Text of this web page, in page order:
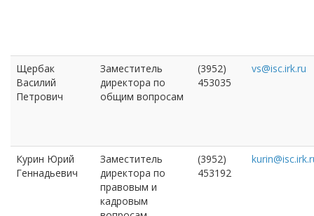
Щербак
Василий
Петрович
Заместитель
директора по
общим вопросам
(3952)
453035
vs@isc.irk.ru
Курин Юрий
Геннадьевич
Заместитель
директора по
правовым и
кадровым
(3952)
453192